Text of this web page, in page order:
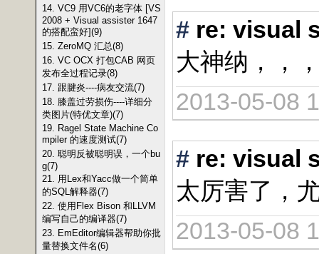
14. VC9 用VC6的老字体 [VS
2008 + Visual assister 1647
的搭配蛮好](9)
15. ZeroMQ 汇总(8)
16. VC OCX 打包CAB 网页
发布全过程记录(8)
17. 跟腱炎----病友交流(7)
18. 膝盖过劳损伤----详细分
类图片(特优文章)(7)
19. Ragel State Machine Co
mpiler 的速度测试(7)
20. 聪明反被聪明误，一个bu
g(7)
21. 用Lex和Yacc做一个简单
的SQL解释器(7)
22. 使用Flex Bison 和LLVM
编写自己的编译器(7)
23. EmEditor编辑器帮助你批
量替换文件名(6)
# re: visual
大神纳，，
2013-05-08
# re: visual
太厉害了，
2013-05-08